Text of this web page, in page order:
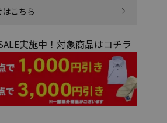
こちら
実施中！対象商品はコチラ